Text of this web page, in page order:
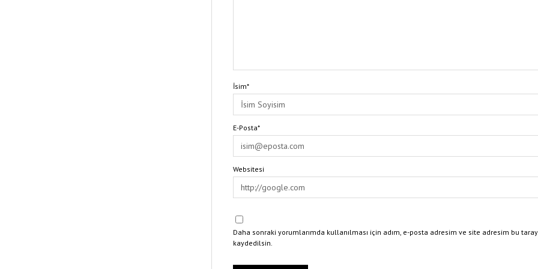
İsim*
E-Posta*
Websitesi
Daha sonraki yorumlarımda kullanılması için adım, e-posta adresim ve site adresim bu
kaydedilsin.